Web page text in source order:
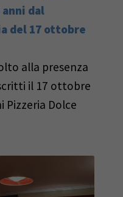
anni dal
del 17 ottobre
alla presenza
il 17 ottobre
Pizzeria Dolce